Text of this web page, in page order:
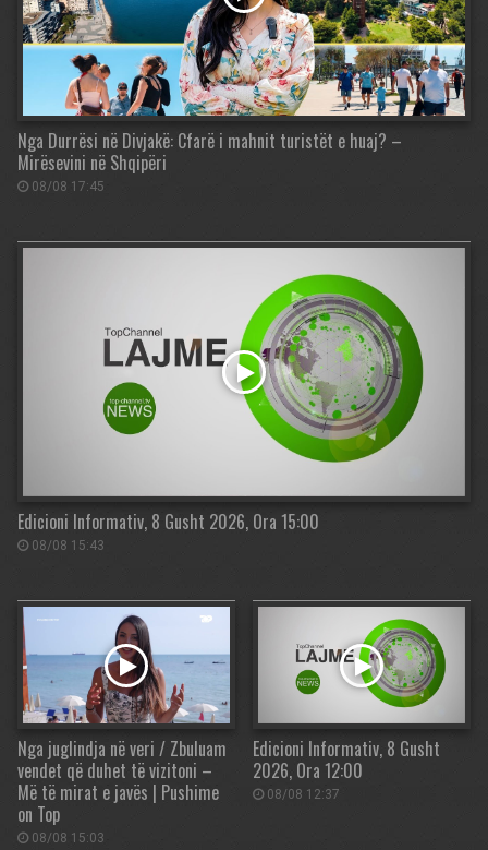
Nga Durrësi në Divjakë: Cfarë i mahnit turistët e huaj? –
Mirësevini në Shqipëri
08/08 17:45
Edicioni Informativ, 8 Gusht 2026, Ora 15:00
08/08 15:43
Nga juglindja në veri / Zbuluam
vendet që duhet të vizitoni –
Më të mirat e javës | Pushime
on Top
08/08 15:03
Edicioni Informativ, 8 Gusht
2026, Ora 12:00
08/08 12:37